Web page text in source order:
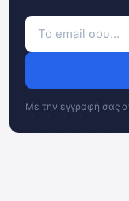
Με την εγγραφή σας